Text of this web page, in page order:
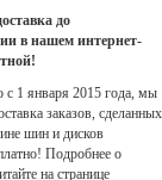
до
в нашем интернет-
1 января 2015 года, мы
заказов, сделанных
шин и дисков
Подробнее о
на странице